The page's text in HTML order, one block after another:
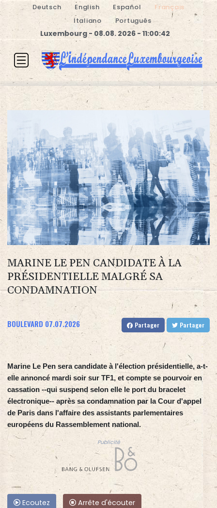
Deutsch English Español
Français
Italiano
Português
Luxembourg - 08.08. 2026 - 11:00:42
MARINE LE PEN CANDIDATE À LA
PRÉSIDENTIELLE MALGRÉ SA
CONDAMNATION
BOULEVARD 07.07.2026 Partager Partager
Marine Le Pen sera candidate à l'élection présidentielle, a-t-
elle annoncé mardi soir sur TF1, et compte se pourvoir en
cassation --qui suspend selon elle le port du bracelet
électronique-- après sa condamnation par la Cour d'appel
de Paris dans l'affaire des assistants parlementaires
européens du Rassemblement national.
Publicité
Ecoutez Arrête d'écouter